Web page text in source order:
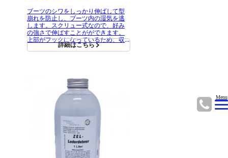
Menu
ブーツのシワをしっかり伸ばして型
崩れを防止し、ブーツ内の湿気を逃
します。スクリュー式なので、好み
の強さで伸ばすことがができます。
上部がフックになっているため、収
納にも便利です。詳細はこちら